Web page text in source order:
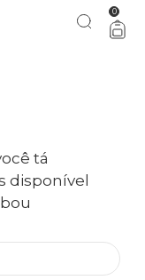
0
tá
disponível